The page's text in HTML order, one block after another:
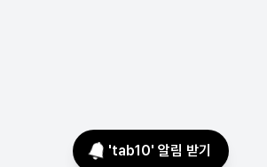
'tab10' 알림 받기